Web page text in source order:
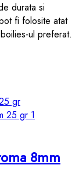
durata si
fi folosite atat
ul preferat.
8mm